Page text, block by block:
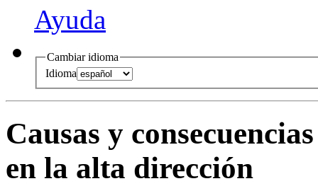
Ayuda
Cambiar idioma
Idioma
Causas y
en la alta dirección